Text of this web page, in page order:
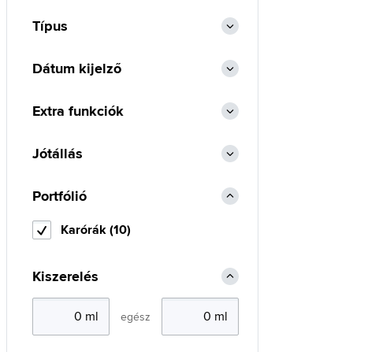
Típus
Dátum kijelző
Extra funkciók
Jótállás
Portfólió
Karórák (10)
Kiszerelés
egész